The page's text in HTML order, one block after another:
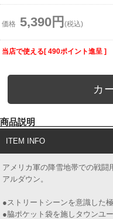
価格 5,390円 (税込)
当店で使える[ 490ポイント進呈 ]
カ
商品説明
ITEM INFO
アメリカ軍の降雪地帯での戦闘
アルダウン。
●ストリートシーンを意識した
●脇ポケット袋を施しタウンユ